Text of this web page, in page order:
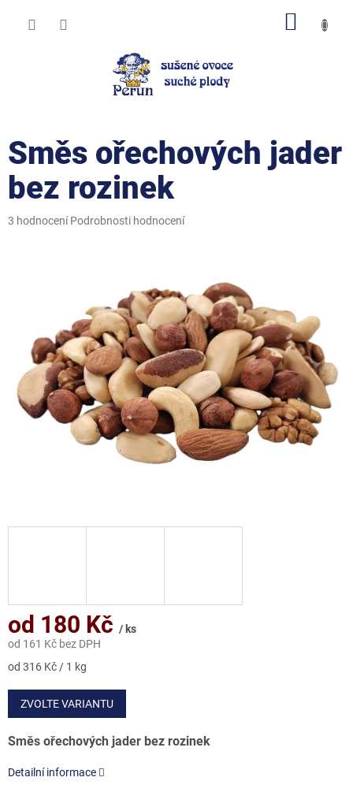
Směs ořechových jader
bez rozinek
Průměrné
3 hodnocení Podrobnosti hodnocení
od 180 Kč / ks
od 161 Kč bez DPH
Měrná
od 316 Kč / 1 kg
ZVOLTE VARIANTU
Směs ořechových jader bez rozinek
Detailní informace